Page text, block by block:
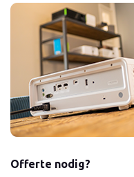
Offerte nodig?